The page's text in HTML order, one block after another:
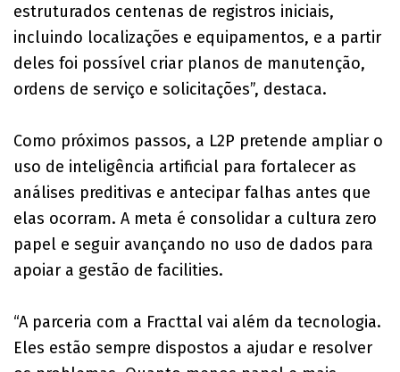
estruturados centenas de registros iniciais,
incluindo localizações e equipamentos, e a partir
deles foi possível criar planos de manutenção,
ordens de serviço e solicitações”, destaca.
Como próximos passos, a L2P pretende ampliar o
uso de inteligência artificial para fortalecer as
análises preditivas e antecipar falhas antes que
elas ocorram. A meta é consolidar a cultura zero
papel e seguir avançando no uso de dados para
apoiar a gestão de facilities.
“A parceria com a Fracttal vai além da tecnologia.
Eles estão sempre dispostos a ajudar e resolver